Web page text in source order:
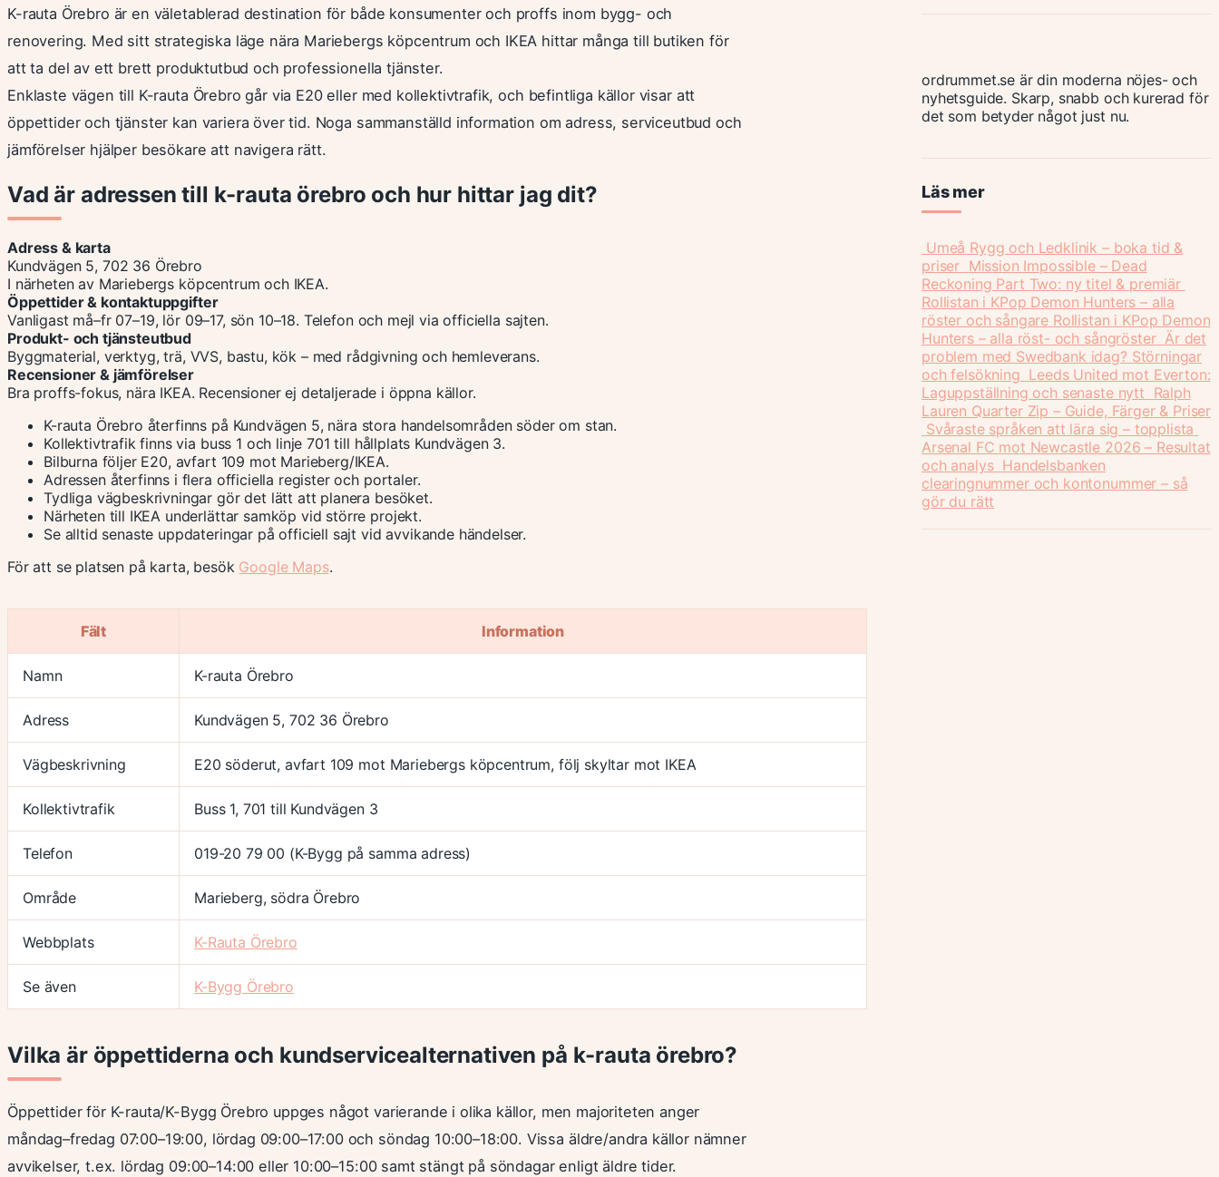
K-rauta Örebro är en väletablerad destination för både konsumenter och proffs inom bygg- och
renovering. Med sitt strategiska läge nära Mariebergs köpcentrum och IKEA hittar många till butiken för
att ta del av ett brett produktutbud och professionella tjänster.
Enklaste vägen till K-rauta Örebro går via E20 eller med kollektivtrafik, och befintliga källor visar att
öppettider och tjänster kan variera över tid. Noga sammanställd information om adress, serviceutbud och
jämförelser hjälper besökare att navigera rätt.
Vad är adressen till k-rauta örebro och hur hittar jag dit?
Adress & karta
Kundvägen 5, 702 36 Örebro
I närheten av Mariebergs köpcentrum och IKEA.
Öppettider & kontaktuppgifter
Vanligast må–fr 07–19, lör 09–17, sön 10–18. Telefon och mejl via officiella sajten.
Produkt- och tjänsteutbud
Byggmaterial, verktyg, trä, VVS, bastu, kök – med rådgivning och hemleverans.
Recensioner & jämförelser
Bra proffs-fokus, nära IKEA. Recensioner ej detaljerade i öppna källor.
K-rauta Örebro återfinns på Kundvägen 5, nära stora handelsområden söder om stan.
Kollektivtrafik finns via buss 1 och linje 701 till hållplats Kundvägen 3.
Bilburna följer E20, avfart 109 mot Marieberg/IKEA.
Adressen återfinns i flera officiella register och portaler.
Tydliga vägbeskrivningar gör det lätt att planera besöket.
Närheten till IKEA underlättar samköp vid större projekt.
Se alltid senaste uppdateringar på officiell sajt vid avvikande händelser.
För att se platsen på karta, besök Google Maps.
Fält Information
Namn K-rauta Örebro
Adress Kundvägen 5, 702 36 Örebro
Vägbeskrivning E20 söderut, avfart 109 mot Mariebergs köpcentrum, följ skyltar mot IKEA
Kollektivtrafik Buss 1, 701 till Kundvägen 3
Telefon 019-20 79 00 (K-Bygg på samma adress)
Område Marieberg, södra Örebro
Webbplats K-Rauta Örebro
Se även K-Bygg Örebro
Vilka är öppettiderna och kundservicealternativen på k-rauta örebro?
Öppettider för K-rauta/K-Bygg Örebro uppges något varierande i olika källor, men majoriteten anger
måndag–fredag 07:00–19:00, lördag 09:00–17:00 och söndag 10:00–18:00. Vissa äldre/andra källor nämner
avvikelser, t.ex. lördag 09:00–14:00 eller 10:00–15:00 samt stängt på söndagar enligt äldre tider.
ordrummet.se är din moderna nöjes- och
nyhetsguide. Skarp, snabb och kurerad för
det som betyder något just nu.
Läs mer
Umeå Rygg och Ledklinik – boka tid &
priser Mission Impossible – Dead
Reckoning Part Two: ny titel & premiär
Rollistan i KPop Demon Hunters – alla
röster och sångare Rollistan i KPop Demon
Hunters – alla röst- och sångröster Är det
problem med Swedbank idag? Störningar
och felsökning Leeds United mot Everton:
Laguppställning och senaste nytt Ralph
Lauren Quarter Zip – Guide, Färger & Priser
Svåraste språken att lära sig – topplista
Arsenal FC mot Newcastle 2026 – Resultat
och analys Handelsbanken
clearingnummer och kontonummer – så
gör du rätt